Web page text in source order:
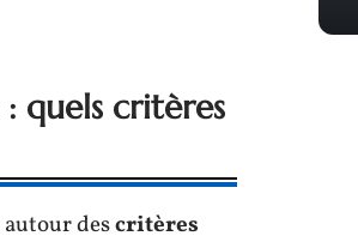
quels critères
descritères